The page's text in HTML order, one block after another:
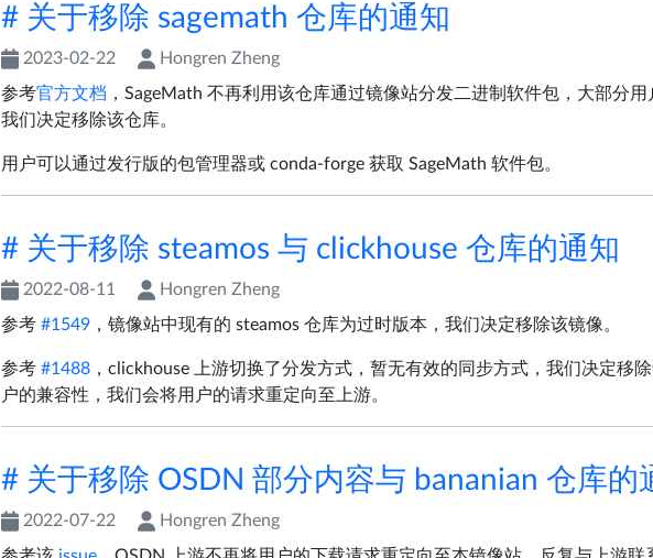
# 关于移除 sagemath 仓库的通知
2023-02-22
Hongren Zheng
参考官方文档 ，SageMath 不再利用该仓库通过镜像站分发二进制软件包，大部分用
我们决定移除该仓库。
用户可以通过发行版的包管理器或 conda-forge 获取 SageMath 软件包。
# 关于移除 steamos 与 clickhouse 仓库的通知
2022-08-11
Hongren Zheng
参考 #1549 ，镜像站中现有的 steamos 仓库为过时版本，我们决定移除该镜像。
参考 #1488 ，clickhouse 上游切换了分发方式，暂无有效的同步方式，我们决定移
户的兼容性，我们会将用户的请求重定向至上游。
# 关于移除 OSDN 部分内容与 bananian 仓库的
2022-07-22
Hongren Zheng